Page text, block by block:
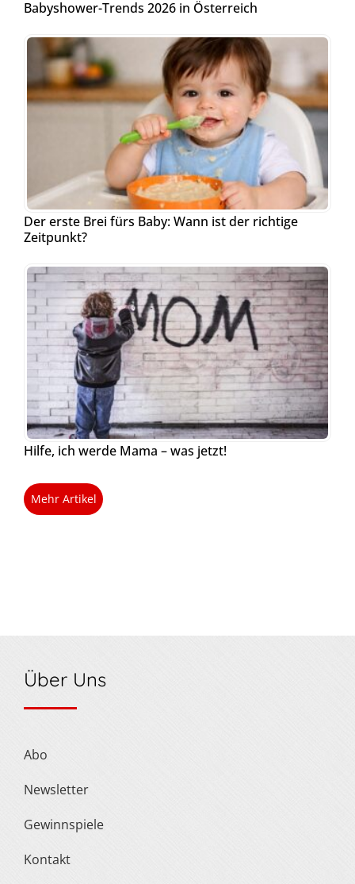
Babyshower-Trends 2026 in Österreich
Der erste Brei fürs Baby: Wann ist der richtige
Zeitpunkt?
Hilfe, ich werde Mama – was jetzt!
Mehr Artikel
Über Uns
Abo
Newsletter
Gewinnspiele
Kontakt